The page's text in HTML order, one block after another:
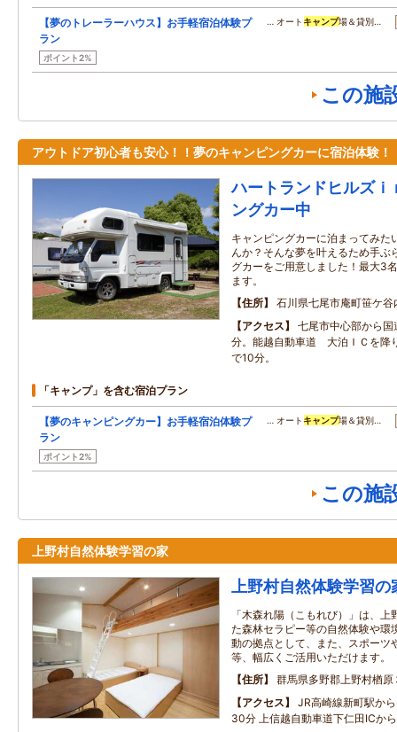
【夢のトレーラーハウス】お手軽宿泊体験プ
ラン
ポイント2%
… オート キャンプ場＆貸別…
この施
アウトドア初心者も安心！！夢のキャンピングカーに宿泊体験！
ハートランドヒルズ
ングカー中
キャンピングカーに泊まってみた
んか？そんな夢を叶えるため手ぶ
グカーをご用意しました！最大3
ます。
住所
石川県七尾市庵町笹ケ谷
アクセス
七尾市中心部から
分。能越自動車道 大泊ＩＣを降
で10分。
「キャンプ」を含む宿泊プラン
【夢のキャンピングカー】お手軽宿泊体験プ
ラン
ポイント2%
… オート キャンプ場＆貸別…
この施
上野村自然体験学習の家
上野村自然体験学習
「木森れ陽（こもれび）」は、
た森林セラピー等の自然体験や環
動の拠点として、また、スポーツ
等、幅広くご活用いただけます。
住所
群馬県多野郡上野村楢原
アクセス
JR高崎線新町駅か
30分 上信越自動車道下仁田ICか